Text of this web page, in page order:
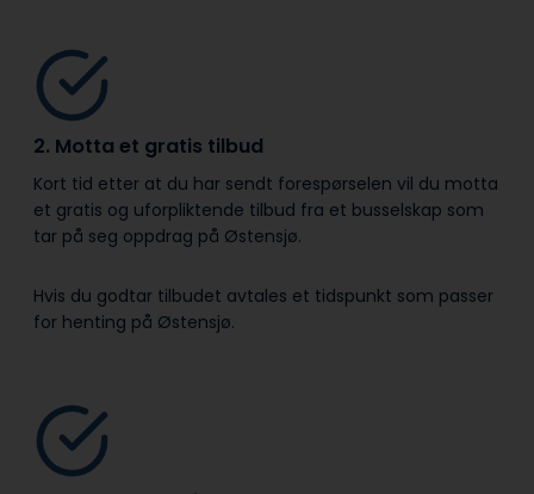
2. Motta et gratis tilbud
Kort tid etter at du har sendt forespørselen vil du motta
et gratis og uforpliktende tilbud fra et busselskap som
tar på seg oppdrag på Østensjø.
Hvis du godtar tilbudet avtales et tidspunkt som passer
for henting på Østensjø.